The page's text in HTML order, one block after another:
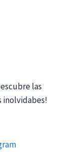
las
inolvidabes!